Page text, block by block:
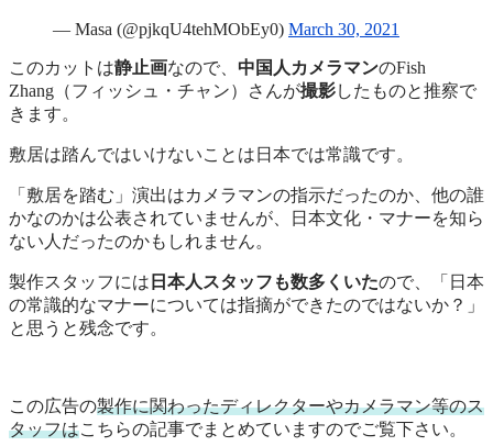
— Masa (@pjkqU4tehMObEy0) March 30, 2021
このカットは静止画なので、 中国人カメラマンのFish
Zhang（フィッシュ・チャン）さんが撮影したものと推察で
きます。
敷居は踏んではいけないことは日本では常識です。
「敷居を踏む」演出はカメラマンの指示だったのか、他の誰
かなのかは公表されていませんが、日本文化・マナーを知ら
ない人だったのかもしれません。
製作スタッフには 日本人スタッフも数多くいたので、「日本
の常識的なマナーについては指摘ができたのではないか？」
と思うと残念です。
この広告の製作に関わったディレクターやカメラマン等のス
タッフはこちらの記事でまとめていますのでご覧下さい。